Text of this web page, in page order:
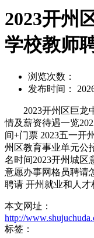
2023开州
学校教师
浏览次数：
发布时间：
2023开州区巨龙中
情及薪资待遇一览
间+门票 2023五一开
州区教育事业单元公
名时间2023开州城区
意愿办事网格员聘请
聘请 开州就业和人
本文网址：
http://
标签：